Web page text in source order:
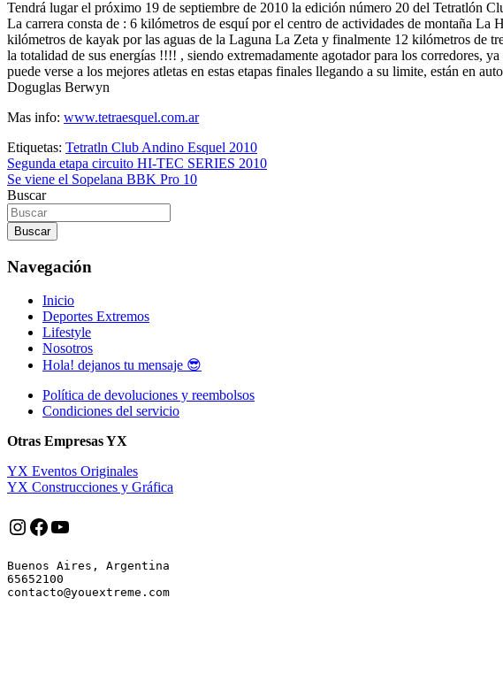
Tendrá lugar el próximo 19 de septiembre de 2010 la edición número 20 del Tetratlón
La carrera consta de : 6 kilómetros de esquí por el centro de actividades de montaña
kilómetros de kayak por las aguas de la Laguna La Zeta y finalmente 12 kilómetros de
la totalidad de sus energías !!!! , siendo extremadamente agotador para los corredores,
puede verse a los mejores atletas en estas etapas finales llegando a su limite, están en
Doguglas Berwyn
Mas info: www.tetraesquel.com.ar
Etiquetas: Tetratln Club Andino Esquel 2010
Navegación
de
entradas
Segunda etapa circuito HI-TEC SERIES 2010
Se viene el Sopelana BBK Pro 10
Buscar
Buscar
Navegación
Inicio
Deportes Extremos
Lifestyle
Nosotros
Hola! dejanos tu mensaje 😎
Política de devoluciones y reembolsos
Condiciones del servicio
Otras Empresas YX
YX Eventos Originales
YX Construcciones y Gráfica
Instagram
Facebook
YouTube
Buenos Aires, Argentina
65652100